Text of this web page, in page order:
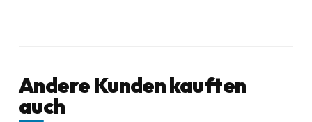
Andere Kunden kauften
auch